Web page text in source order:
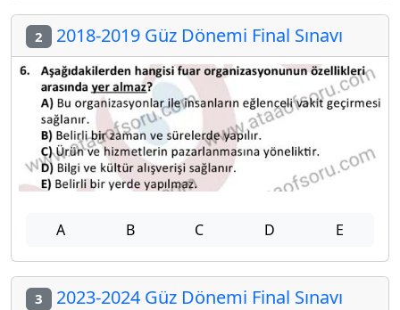
2 2018-2019 Güz Dönemi Final Sınavı
A B C D E
3 2023-2024 Güz Dönemi Final Sınavı